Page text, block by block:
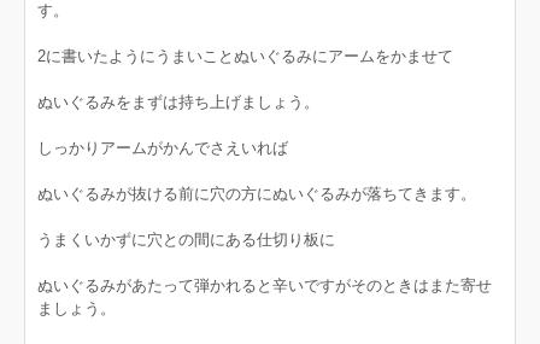
す。
2に書いたようにうまいことぬいぐるみにアームをかませて
ぬいぐるみをまずは持ち上げましょう。
しっかりアームがかんでさえいれば
ぬいぐるみが抜ける前に穴の方にぬいぐるみが落ちてきます。
うまくいかずに穴との間にある仕切り板に
ぬいぐるみがあたって弾かれると辛いですがそのときはまた寄せ
ましょう。